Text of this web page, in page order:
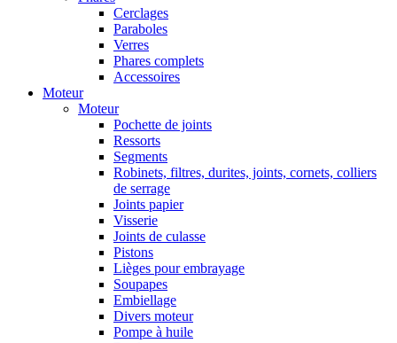
Cerclages
Paraboles
Verres
Phares complets
Accessoires
Moteur
Moteur
Pochette de joints
Ressorts
Segments
Robinets, filtres, durites, joints, cornets, colliers
de serrage
Joints papier
Visserie
Joints de culasse
Pistons
Lièges pour embrayage
Soupapes
Embiellage
Divers moteur
Pompe à huile